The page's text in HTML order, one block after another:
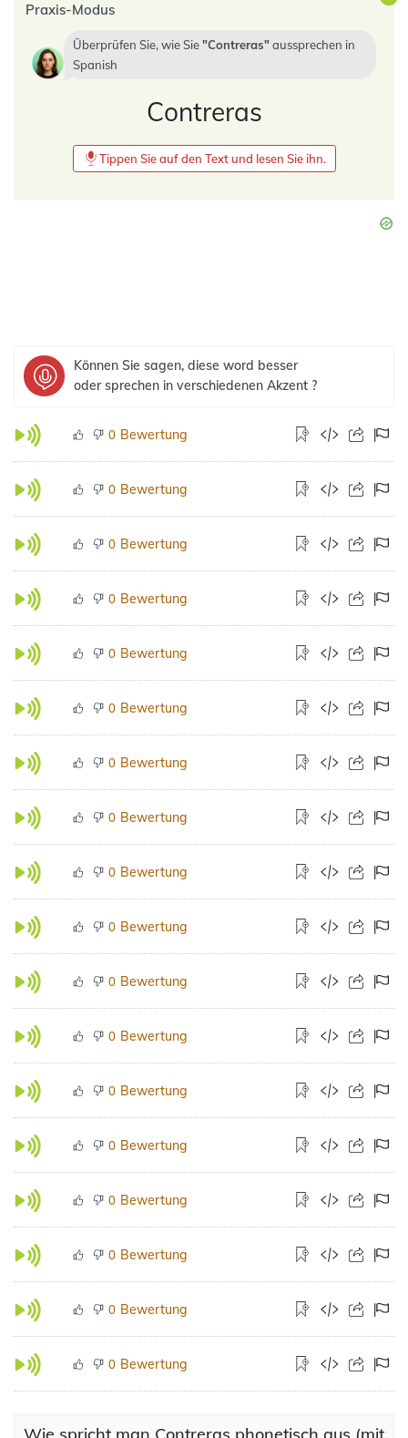
Praxis-Modus
Überprüfen Sie, wie Sie Contreras
aussprechen in
Spanish
Contreras
Tippen Sie auf den Text und lesen Sie ihn.
Können Sie sagen, diese word besser
oder sprechen in verschiedenen Akzent ?
0 Bewertung
0 Bewertung
0 Bewertung
0 Bewertung
0 Bewertung
0 Bewertung
0 Bewertung
0 Bewertung
0 Bewertung
0 Bewertung
0 Bewertung
0 Bewertung
0 Bewertung
0 Bewertung
0 Bewertung
0 Bewertung
0 Bewertung
0 Bewertung